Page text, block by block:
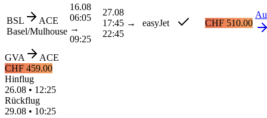
BSL
ACE
Basel/Mulhouse
16.08
06:05
→
09:25
27.08
17:45 →
22:45
easyJet CHF 510.00
GVA
ACE
CHF 459.00
Hinflug
26.08 • 12:25
Rückflug
29.08 • 10:25